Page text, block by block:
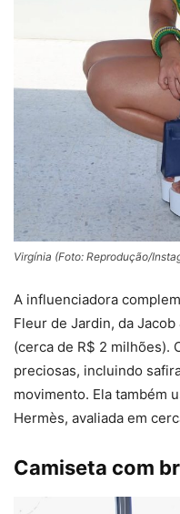
Virgínia (Foto: Reprodução/
A influenciadora
Fleur de Jardin, da
(cerca de R$ 2 milhões).
preciosas, incluindo
movimento. Ela também
Hermès, avaliada em
Camiseta com